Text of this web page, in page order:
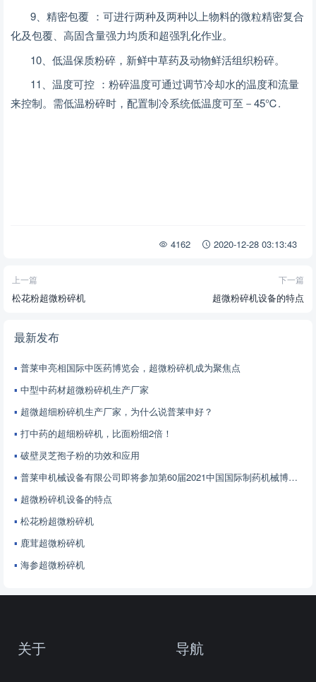
9、精密包覆 ：可进行两种及两种以上物料的微粒精密复合
化及包覆、高固含量强力均质和超强乳化作业。
10、低温保质粉碎，新鲜中草药及动物鲜活组织粉碎。
11、温度可控 ：粉碎温度可通过调节冷却水的温度和流量
来控制。需低温粉碎时，配置制冷系统低温度可至－45℃.
4162 2020-12-28 03:13:43
上一篇
松花粉超微粉碎机
下一篇
超微粉碎机设备的特点
最新发布
普莱申亮相国际中医药博览会，超微粉碎机成为聚焦点
中型中药材超微粉碎机生产厂家
超微超细粉碎机生产厂家，为什么说普莱申好？
打中药的超细粉碎机，比面粉细2倍！
破壁灵芝孢子粉的功效和应用
普莱申机械设备有限公司即将参加第60届2021中国国际制药机械博览会
超微粉碎机设备的特点
松花粉超微粉碎机
鹿茸超微粉碎机
海参超微粉碎机
关于 导航